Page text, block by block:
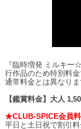
『臨時増発 ミルキ
行作品のため特別料金
通常料金とは異なり
【鑑賞料金】大人
★CLUB-SPICE会員
平日と土日祝で割引